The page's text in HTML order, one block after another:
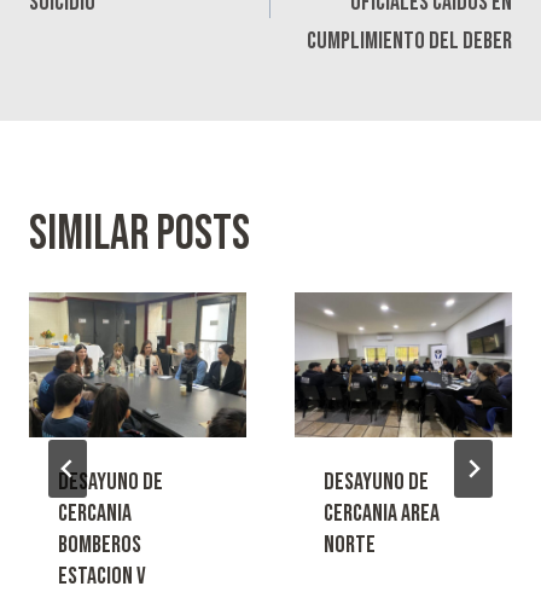
Cumplimiento del Deber
Similar Posts
DESAYUNO DE
CERCANIA
BOMBEROS
ESTACION V
DESAYUNO DE
CERCANIA AREA
NORTE